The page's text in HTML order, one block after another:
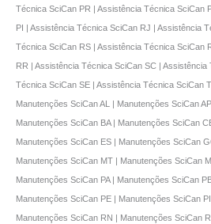
Técnica SciCan PR | Assistência Técnica SciCan
PI | Assistência Técnica SciCan RJ | Assistência
Técnica SciCan RS | Assistência Técnica SciCan
RR | Assistência Técnica SciCan SC |
Técnica SciCan SE | Assistência Técnica SciCan
Manutenções SciCan AL | Manutenções SciCan
Manutenções SciCan BA | Manutenções SciCan
Manutenções SciCan ES | Manutenções SciCan
Manutenções SciCan MT | Manutenções SciCan
Manutenções SciCan PA | Manutenções SciCan
Manutenções SciCan PE | Manutenções SciCan
Manutenções SciCan RN | Manutenções SciCan